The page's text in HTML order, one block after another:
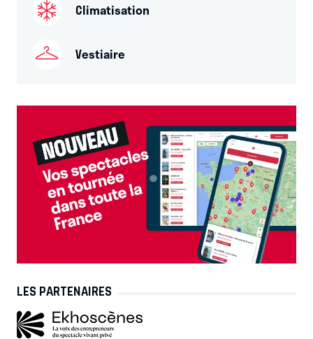
Climatisation
Vestiaire
LES PARTENAIRES